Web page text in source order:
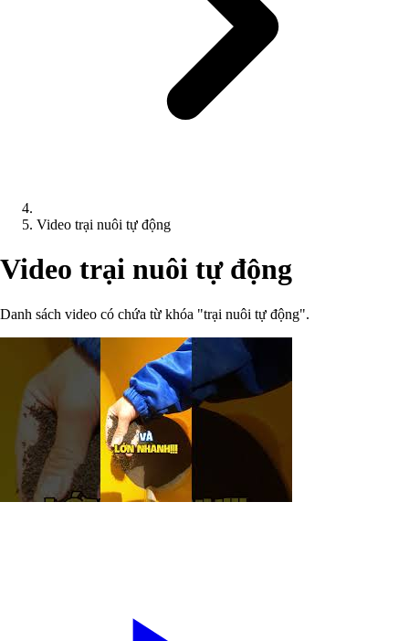
Video trại nuôi tự động
Video trại nuôi tự động
Danh sách video có chứa từ khóa "trại nuôi tự động".